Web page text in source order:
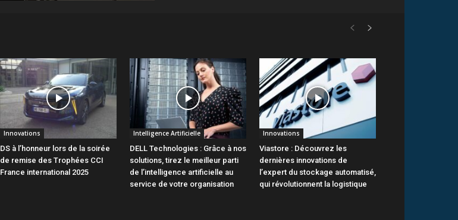
Innovations
DS à l’honneur lors de la soirée
de remise des Trophées CCI
France international 2025
Intelligence Artificielle
DELL Technologies : Grâce à nos
solutions, tirez le meilleur parti
de l’intelligence artificielle au
service de votre organisation
Innovations
Viastore : Découvrez les
dernières innovations de
l’expert du stockage automatisé,
qui révolutionnent la logistique